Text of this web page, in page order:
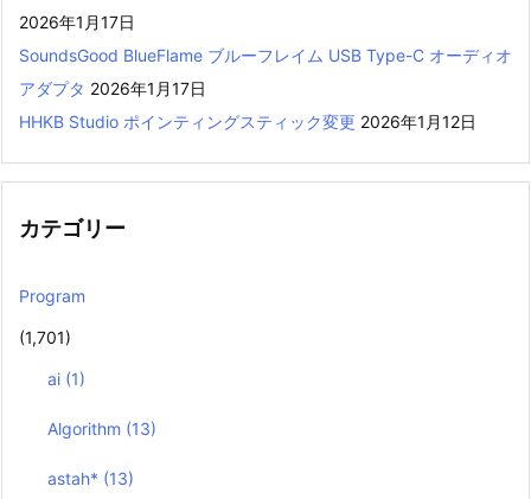
2026年1月17日
SoundsGood BlueFlame ブルーフレイム USB Type-C オーディオ
アダプタ 2026年1月17日
HHKB Studio ポインティングスティック変更 2026年1月12日
カテゴリー
Program
(1,701)
ai (1)
Algorithm (13)
astah* (13)